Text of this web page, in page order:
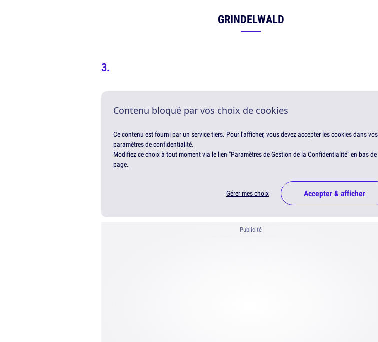
GRINDELWALD
Contenu bloqué par vos choix de cookies
Ce contenu est fourni par un service tiers. Pour l'afficher, vous devez accepter les cookies dans vos
paramètres de confidentialité.
Modifiez ce choix à tout moment via le lien "Paramètres de Gestion de la Confidentialité" en bas de
page.
Gérer mes choix Accepter & afficher
Publicité